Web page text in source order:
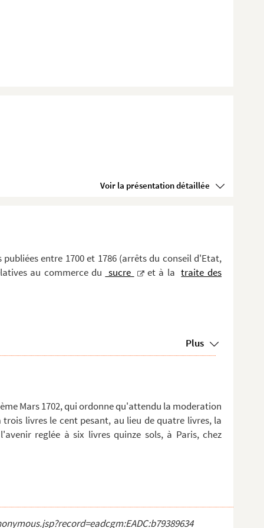
Voir la présentation détaillée
entre 1700 et 1786 (arrêts du conseil d'Etat,
au commerce du sucre et à la traite des
Plus
Mars 1702, qui ordonne qu'attendu la moderation
livres le cent pesant, au lieu de quatre livres, la
reglée à six livres quinze sols, à Paris, chez